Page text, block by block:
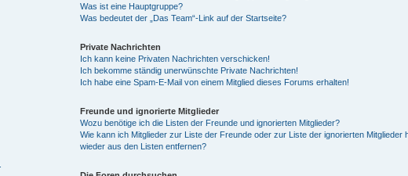
Was ist eine Hauptgruppe?
Was bedeutet der „Das Team“-Link auf der Startseite?
Private Nachrichten
Ich kann keine Privaten Nachrichten verschicken!
Ich bekomme ständig unerwünschte Private Nachrichten!
Ich habe eine Spam-E-Mail von einem Mitglied dieses Forums erhalten!
Freunde und ignorierte Mitglieder
Wozu benötige ich die Listen der Freunde und ignorierten Mitglieder?
Wie kann ich Mitglieder zur Liste der Freunde oder zur Liste der ignorierten Mitglieder
wieder aus den Listen entfernen?